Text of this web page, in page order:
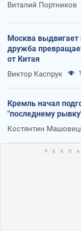
Виталий Портников
Москва выдвигает
дружба
от Китая
Виктор Каспрук
Кремль начал
"последнему
Костянтин